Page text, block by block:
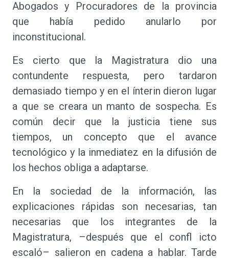
Abogados y Procuradores de la provincia
que había pedido anularlo por
inconstitucional.
Es cierto que la Magistratura dio una
contundente respuesta, pero tardaron
demasiado tiempo y en el ínterin dieron lugar
a que se creara un manto de sospecha. Es
común decir que la justicia tiene sus
tiempos, un concepto que el avance
tecnológico y la inmediatez en la difusión de
los hechos obliga a adaptarse.
En la sociedad de la información, las
explicaciones rápidas son necesarias, tan
necesarias que los integrantes de la
Magistratura, –después que el confl icto
escaló– salieron en cadena a hablar. Tarde